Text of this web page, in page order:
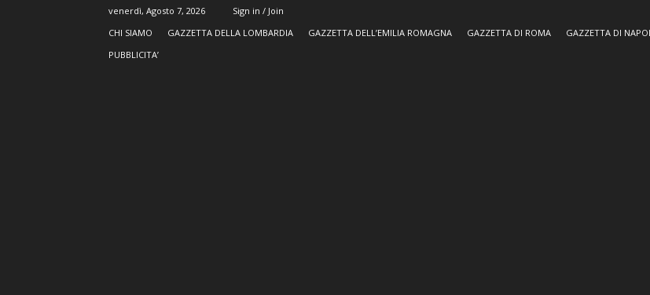
venerdì, Agosto 7, 2026
Sign in / Join
CHI SIAMO
GAZZETTA DELLA LOMBARDIA GAZZETTA DELL’EMILIA ROMAGNA GAZZETTA DI ROMA GAZZETTA DI
PUBBLICITA’